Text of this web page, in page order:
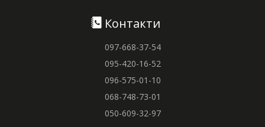
Контакти
097-668-37-54
095-420-16-52
096-575-01-10
068-748-73-01
050-609-32-97